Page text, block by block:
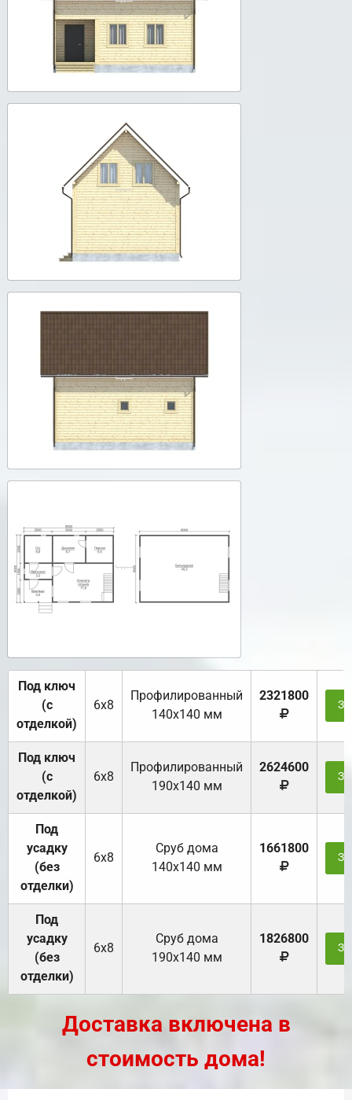
Под ключ
(с
отделкой)
6х8
Профилированный
140х140 мм
2321800
Под ключ
(с
отделкой)
6х8
Профилированный
190х140 мм
2624600
Под
усадку
(без
отделки)
6х8
Cруб дома
140х140 мм
1661800
Под
усадку
(без
отделки)
6х8
Cруб дома
190х140 мм
1826800
Доставка включена в
стоимость дома!